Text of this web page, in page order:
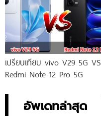
เปรียบเทียบ vivo V29 5G VS
Redmi Note 12 Pro 5G
อัพเดทล่าสุด